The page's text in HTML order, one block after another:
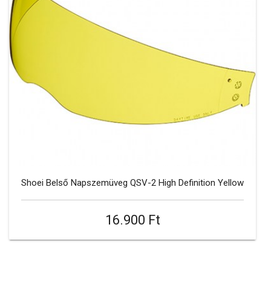
Shoei Belső Napszemüveg QSV-2 High Definition Yellow
16.900 Ft